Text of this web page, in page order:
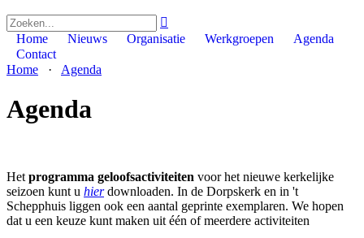

Home
Nieuws Organisatie Werkgroepen
Agenda
Contact
Home · Agenda
Agenda
Het programma geloofsactiviteiten voor het nieuwe kerkelijke
seizoen kunt u hierdownloaden. In de Dorpskerk en in 't
Schepphuis liggen ook een aantal geprinte exemplaren. We hopen
dat u een keuze kunt maken uit één of meerdere activiteiten